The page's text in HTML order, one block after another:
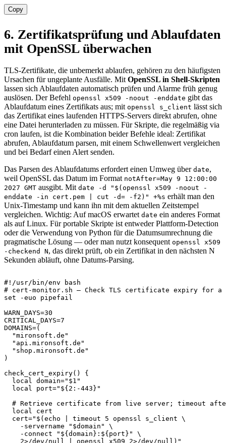
Copy
6. Zertifikatsprüfung und Ablaufdaten
mit OpenSSL überwachen
TLS-Zertifikate, die unbemerkt ablaufen, gehören zu den häufigsten
Ursachen für ungeplante Ausfälle. Mit OpenSSL in Shell-Skripten
lassen sich Ablaufdaten automatisch prüfen und Alarme früh genug
auslösen. Der Befehl openssl x509 -noout -enddate gibt das
Ablaufdatum eines Zertifikats aus; mit openssl s_client lässt sich
das Zertifikat eines laufenden HTTPS-Servers direkt abrufen, ohne
eine Datei herunterladen zu müssen. Für Skripte, die regelmäßig via
cron laufen, ist die Kombination beider Befehle ideal: Zertifikat
abrufen, Ablaufdatum parsen, mit einem Schwellenwert vergleichen
und bei Bedarf einen Alert senden.
Das Parsen des Ablaufdatums erfordert einen Umweg über date,
weil OpenSSL das Datum im Format notAfter=May 9 12:00:00
2027 GMT ausgibt. Mit date -d "$(openssl x509 -noout -
enddate -in cert.pem | cut -d= -f2)" +%s erhält man den
Unix-Timestamp und kann ihn mit dem aktuellen Zeitstempel
vergleichen. Wichtig: Auf macOS erwartet date ein anderes Format
als auf Linux. Für portable Skripte ist entweder Plattform-Detection
oder die Verwendung von Python für die Datumsumrechnung die
pragmatische Lösung — oder man nutzt konsequent openssl x509
-checkend N, das direkt prüft, ob ein Zertifikat in den nächsten N
Sekunden abläuft, ohne Datums-Parsing.
#!/usr/bin/env bash
# cert-monitor.sh — Check TLS certificate expiry for
set
-euo pipefail
WARN_DAYS=30
CRITICAL_DAYS=7
DOMAINS=(
"mironsoft.de"
"api.mironsoft.de"
"shop.mironsoft.de"
)
check_cert_expiry( )
{
local domain=" $1 "
local
port=" ${2 :-443} "
# Retrieve certificate from live server; timeout
local cert
cert=" $( echo timeout 5 openssl s_client \
-servername
" $domain "
\
-connect
" ${domain} : ${port} "
\
2>/dev/null openssl x509 2>/dev/null ) "